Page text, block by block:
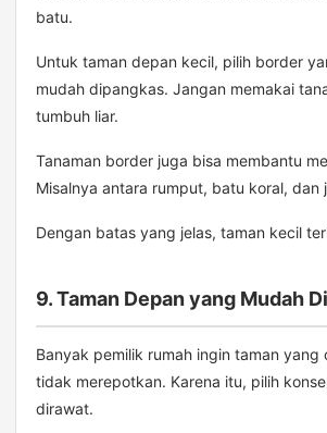
batu.
Untuk taman depan kecil, pilih border
mudah dipangkas. Jangan memakai
tumbuh liar.
Tanaman border juga bisa membantu
Misalnya antara rumput, batu koral, dan
Dengan batas yang jelas, taman kecil
9. Taman Depan yang Mudah
Banyak pemilik rumah ingin taman
tidak merepotkan. Karena itu, pilih
dirawat.